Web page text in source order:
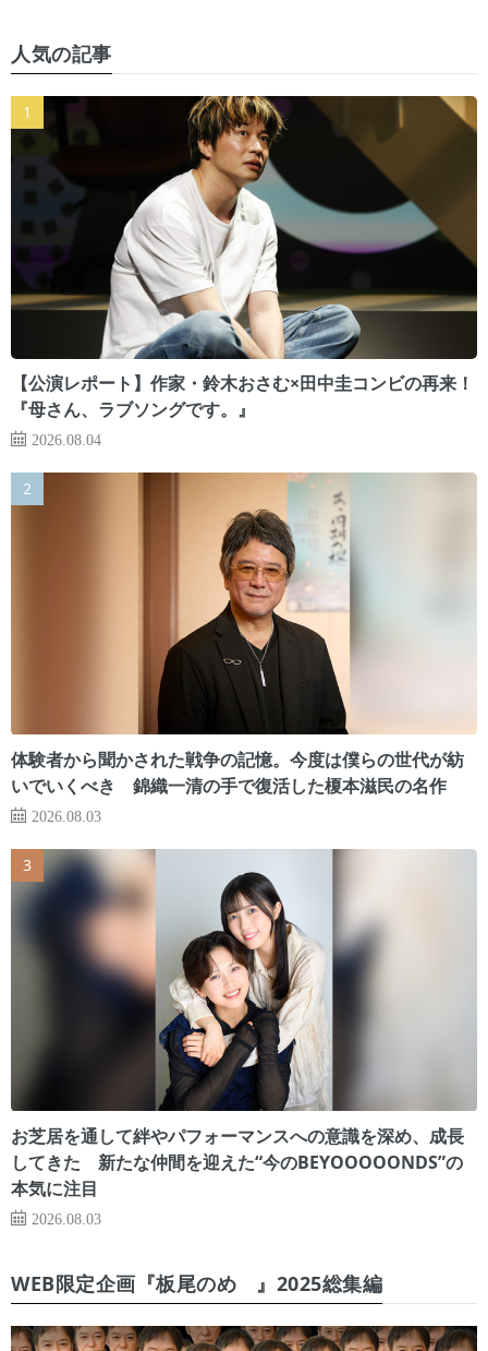
人気の記事
【公演レポート】作家・鈴木おさむ×田中圭コンビの再来！
『母さん、ラブソングです。』
2026.08.04
体験者から聞かされた戦争の記憶。今度は僕らの世代が紡
いでいくべき 錦織一清の手で復活した榎本滋民の名作
2026.08.03
お芝居を通して絆やパフォーマンスへの意識を深め、成長
してきた 新たな仲間を迎えた“今のBEYOOOOONDS”の
本気に注目
2026.08.03
WEB限定企画『板尾のめ゙』2025総集編